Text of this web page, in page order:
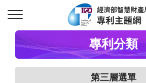
專利分類
第三層選單